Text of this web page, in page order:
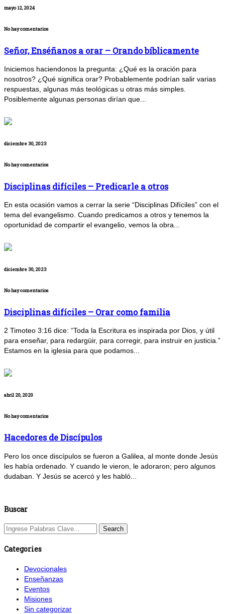
mayo 12, 2024
No hay comentarios
Señor, Enséñanos a orar – Orando bíblicamente
Iniciemos haciendonos la pregunta: ¿Qué es la oración para
nosotros? ¿Qué significa orar? Probablemente podrían salir varias
respuestas, algunas más teológicas u otras más simples.
Posiblemente algunas personas dirían que...
diciembre 30, 2023
No hay comentarios
Disciplinas difíciles – Predicarle a otros
En esta ocasión vamos a cerrar la serie “Disciplinas Difíciles” con el
tema del evangelismo. Cuando predicamos a otros y tenemos la
oportunidad de compartir el evangelio, vemos la obra...
diciembre 30, 2023
No hay comentarios
Disciplinas difíciles – Orar como familia
2 Timoteo 3:16 dice: “Toda la Escritura es inspirada por Dios, y útil
para enseñar, para redargüir, para corregir, para instruir en justicia.”
Estamos en la iglesia para que podamos...
abril 20, 2020
No hay comentarios
Hacedores de Discípulos
Pero los once discípulos se fueron a Galilea, al monte donde Jesús
les había ordenado. Y cuando le vieron, le adoraron; pero algunos
dudaban. Y Jesús se acercó y les habló...
Buscar
Categories
Devocionales
Enseñanzas
Eventos
Misiones
Sin categorizar